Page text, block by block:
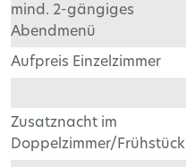
mind. 2-gängiges
Abendmenü
Aufpreis Einzelzimmer
Zusatznacht im
Doppelzimmer/Frühstück